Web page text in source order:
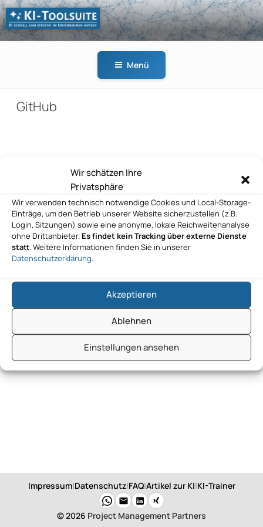
Wir schätzen Ihre
Privatsphäre
Wir verwenden technisch notwendige Cookies und Local-Storage-
Einträge, um den Betrieb unserer Website sicherzustellen (z.B.
Login, Sitzungen) sowie eine anonyme, lokale Reichweitenanalyse
ohne Drittanbieter. Es findet kein Tracking über externe Dienste
statt. Weitere Informationen finden Sie in unserer
Datenschutzerklärung.
Akzeptieren
Ablehnen
Einstellungen ansehen
Zum
Inhalt
springen
KI-
Menü
GitHub
Beitragsnavigation
Nächster
Beitrag
WEITER
GitHub
Impressum|Datenschutz|FAQ|Artikel zur KI|KI-Trainer
© 2026 Project Management Partners